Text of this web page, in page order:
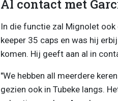
Al contact met
In die functie zal Mignolet
keeper 35 caps en was hij
komen. Hij geeft aan al in
"We hebben all meerdere
gezien ook in Tubeke langs.